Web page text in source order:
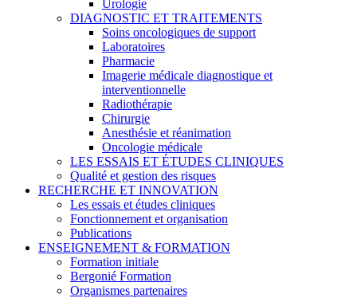
Urologie
DIAGNOSTIC ET TRAITEMENTS
Soins oncologiques de support
Laboratoires
Pharmacie
Imagerie médicale diagnostique et
interventionnelle
Radiothérapie
Chirurgie
Anesthésie et réanimation
Oncologie médicale
LES ESSAIS ET ÉTUDES CLINIQUES
Qualité et gestion des risques
RECHERCHE ET INNOVATION
Les essais et études cliniques
Fonctionnement et organisation
Publications
ENSEIGNEMENT & FORMATION
Formation initiale
Bergonié Formation
Organismes partenaires